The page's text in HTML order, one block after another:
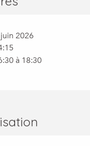
2026
à 18:30